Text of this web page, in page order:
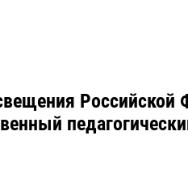
Российской